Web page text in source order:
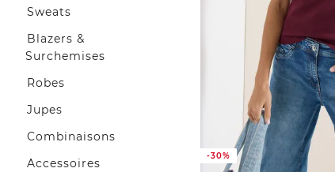
Sweats
Blazers &
Surchemises
Robes
Jupes
Combinaisons
Accessoires
-30%